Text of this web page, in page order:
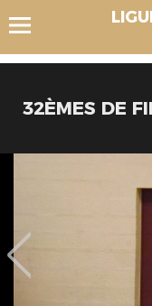
32ÈMES DE